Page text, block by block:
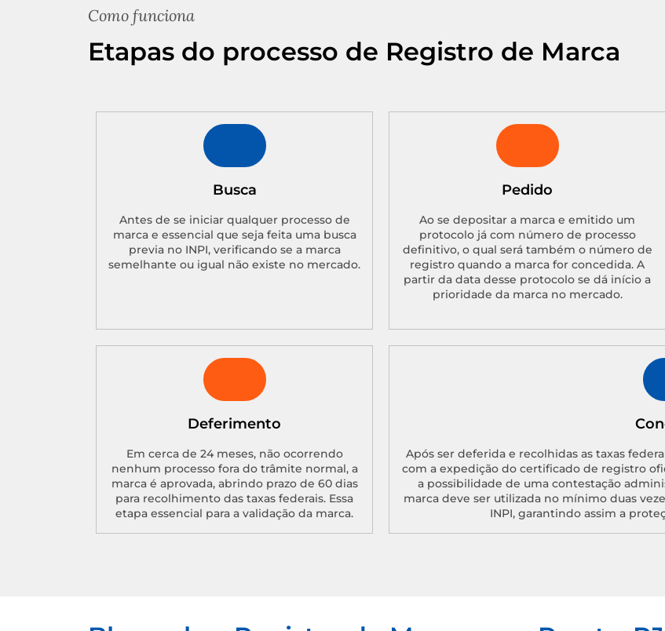
Como funciona
Etapas do processo de Registro de Marca
Busca
Antes de se iniciar qualquer processo de
marca e essencial que seja feita uma busca
previa no INPI, verificando se a marca
semelhante ou igual não existe no mercado.
Pedido
Ao se depositar a marca e emitido um
protocolo já com número de processo
definitivo, o qual será também o número de
registro quando a marca for concedida. A
partir da data desse protocolo se dá início a
prioridade da marca no mercado.
Deferimento
Em cerca de 24 meses, não ocorrendo
nenhum processo fora do trâmite normal, a
marca é aprovada, abrindo prazo de 60 dias
para recolhimento das taxas federais. Essa
etapa essencial para a validação da marca.
Após ser deferida e recolhidas as taxas
com a expedição do certificado de registro
a possibilidade de uma contestação
marca deve ser utilizada no mínimo duas
INPI, garantindo assim a